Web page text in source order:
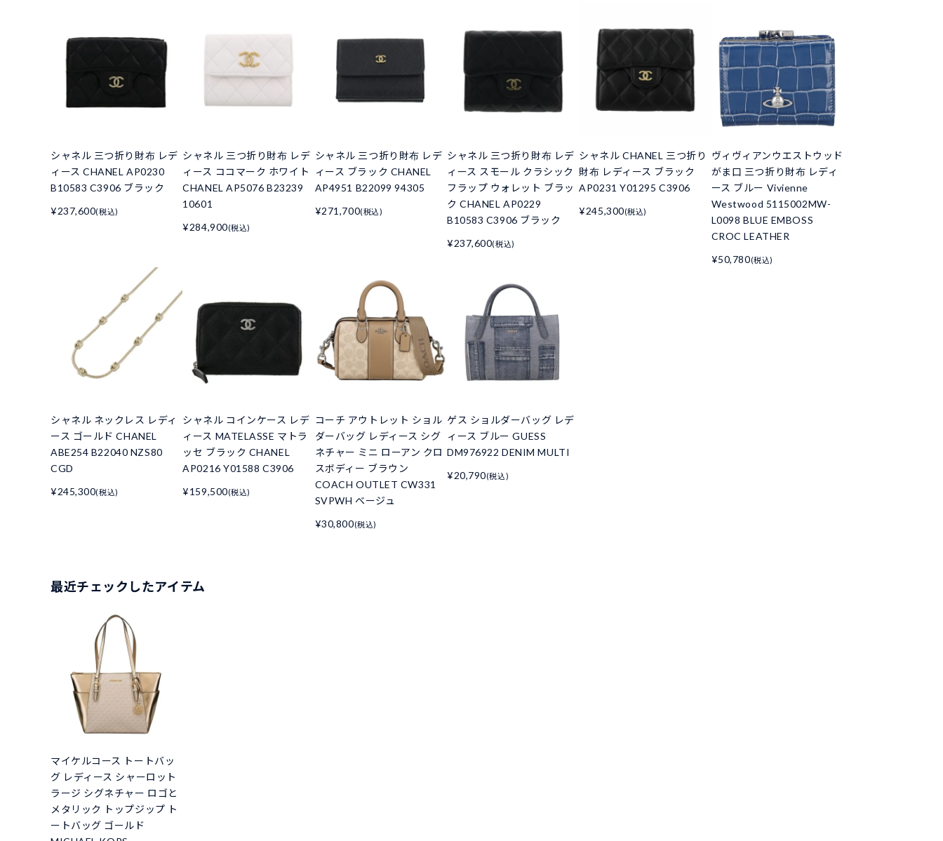
シャネル 三つ折り財布 レデ
ィース CHANEL AP0230
B10583 C3906 ブラック
¥237,600(税込)
シャネル 三つ折り財布 レデ
ィース ココマーク ホワイト
CHANEL AP5076 B23239
10601
¥284,900(税込)
シャネル 三つ折り財布 レデ
ィース ブラック CHANEL
AP4951 B22099 94305
¥271,700(税込)
シャネル 三つ折り財布 レデ
ィース スモール クラシック
フラップ ウォレット ブラッ
ク CHANEL AP0229
B10583 C3906 ブラック
¥237,600(税込)
シャネル CHANEL 三つ折り
財布 レディース ブラック
AP0231 Y01295 C3906
¥245,300(税込)
ヴィヴィアンウエストウッド
がま口 三つ折り財布 レディ
ース ブルー Vivienne
Westwood 5115002MW-
L0098 BLUE EMBOSS
CROC LEATHER
¥50,780(税込)
シャネル ネックレス レディ
ース ゴールド CHANEL
ABE254 B22040 NZS80
CGD
¥245,300(税込)
シャネル コインケース レデ
ィース MATELASSE マトラ
ッセ ブラック CHANEL
AP0216 Y01588 C3906
¥159,500(税込)
コーチ アウトレット ショル
ダーバッグ レディース シグ
ネチャー ミニ ローアン クロ
スボディー ブラウン
COACH OUTLET CW331
SVPWH ベージュ
¥30,800(税込)
ゲス ショルダーバッグ レデ
ィース ブルー GUESS
DM976922 DENIM MULTI
¥20,790(税込)
最近チェックしたアイテム
マイケルコース トートバッ
グ レディース シャーロット
ラージ シグネチャー ロゴと
メタリック トップジップ ト
ートバッグ ゴールド